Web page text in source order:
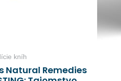
kníh
Natural Remedies